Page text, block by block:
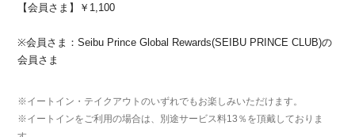
【会員さま】￥1,100
※会員さま：Seibu Prince Global Rewards(SEIBU PRINCE CLUB)の
会員さま
※イートイン・テイクアウトのいずれでもお楽しみいただけます。
※イートインをご利用の場合は、別途サービス料13％を頂戴しておりま